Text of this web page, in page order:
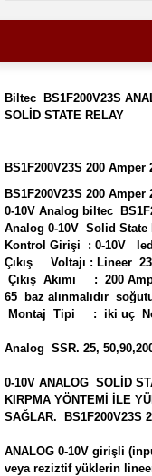
Biltec BS1F200V23S
SOLİD STATE RELAY
BS1F200V23S 200
BS1F200V23S 200
0-10V Analog biltec
Analog 0-10V Solid State
Kontrol Girişi : 0-10V
Çıkış Voltajı : Lineer
Çıkış Akımı : 200
65 baz alınmalıdır
Montaj Tipi : iki uç
Analog SSR. 25,
0-10V ANALOG SOLİD
KIRPMA YÖNTEMİ İLE
SAĞLAR. BS1F200V23S
ANALOG 0-10V girişli
veya reziztif yüklerin